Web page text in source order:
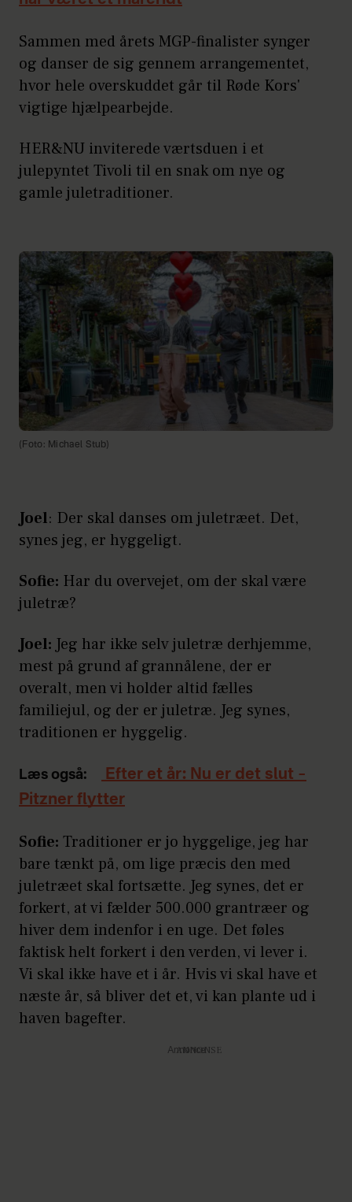
Sammen med årets MGP-finalister synger
og danser de sig gennem arrangementet,
hvor hele overskuddet går til Røde Kors'
vigtige hjælpearbejde.
HER&NU inviterede værtsduen i et
julepyntet Tivoli til en snak om nye og
gamle juletraditioner.
(Foto: Michael Stub)
Joel: Der skal danses om juletræet. Det,
synes jeg, er hyggeligt.
Sofie: Har du overvejet, om der skal være
juletræ?
Joel: Jeg har ikke selv juletræ derhjemme,
mest på grund af grannålene, der er
overalt, men vi holder altid fælles
familiejul, og der er juletræ. Jeg synes,
traditionen er hyggelig.
Læs også:
Efter et år: Nu er det slut –
Pitzner flytter
Sofie: Traditioner er jo hyggelige, jeg har
bare tænkt på, om lige præcis den med
juletræet skal fortsætte. Jeg synes, det er
forkert, at vi fælder 500.000 grantræer og
hiver dem indenfor i en uge. Det føles
faktisk helt forkert i den verden, vi lever i.
Vi skal ikke have et i år. Hvis vi skal have et
næste år, så bliver det et, vi kan plante ud i
haven bagefter.
Annonce